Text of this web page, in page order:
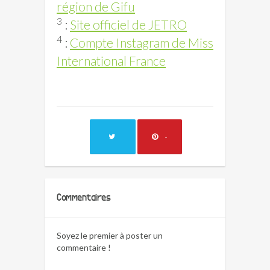
région de Gifu
3 : Site officiel de JETRO
4 : Compte Instagram de Miss
International France
-
Commentaires
Soyez le premier à poster un
commentaire !